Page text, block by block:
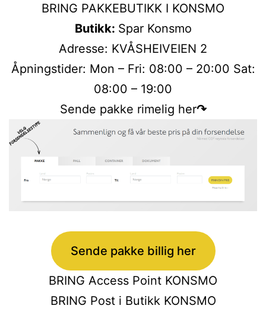
BRING PAKKEBUTIKK I KONSMO
Butikk: Spar Konsmo
Adresse: KVÅSHEIVEIEN 2
Åpningstider: Mon – Fri: 08:00 – 20:00 Sat:
08:00 – 19:00
Sende pakke rimelig her↷
Sende pakke billig her
BRING Access Point KONSMO
BRING Post i Butikk KONSMO